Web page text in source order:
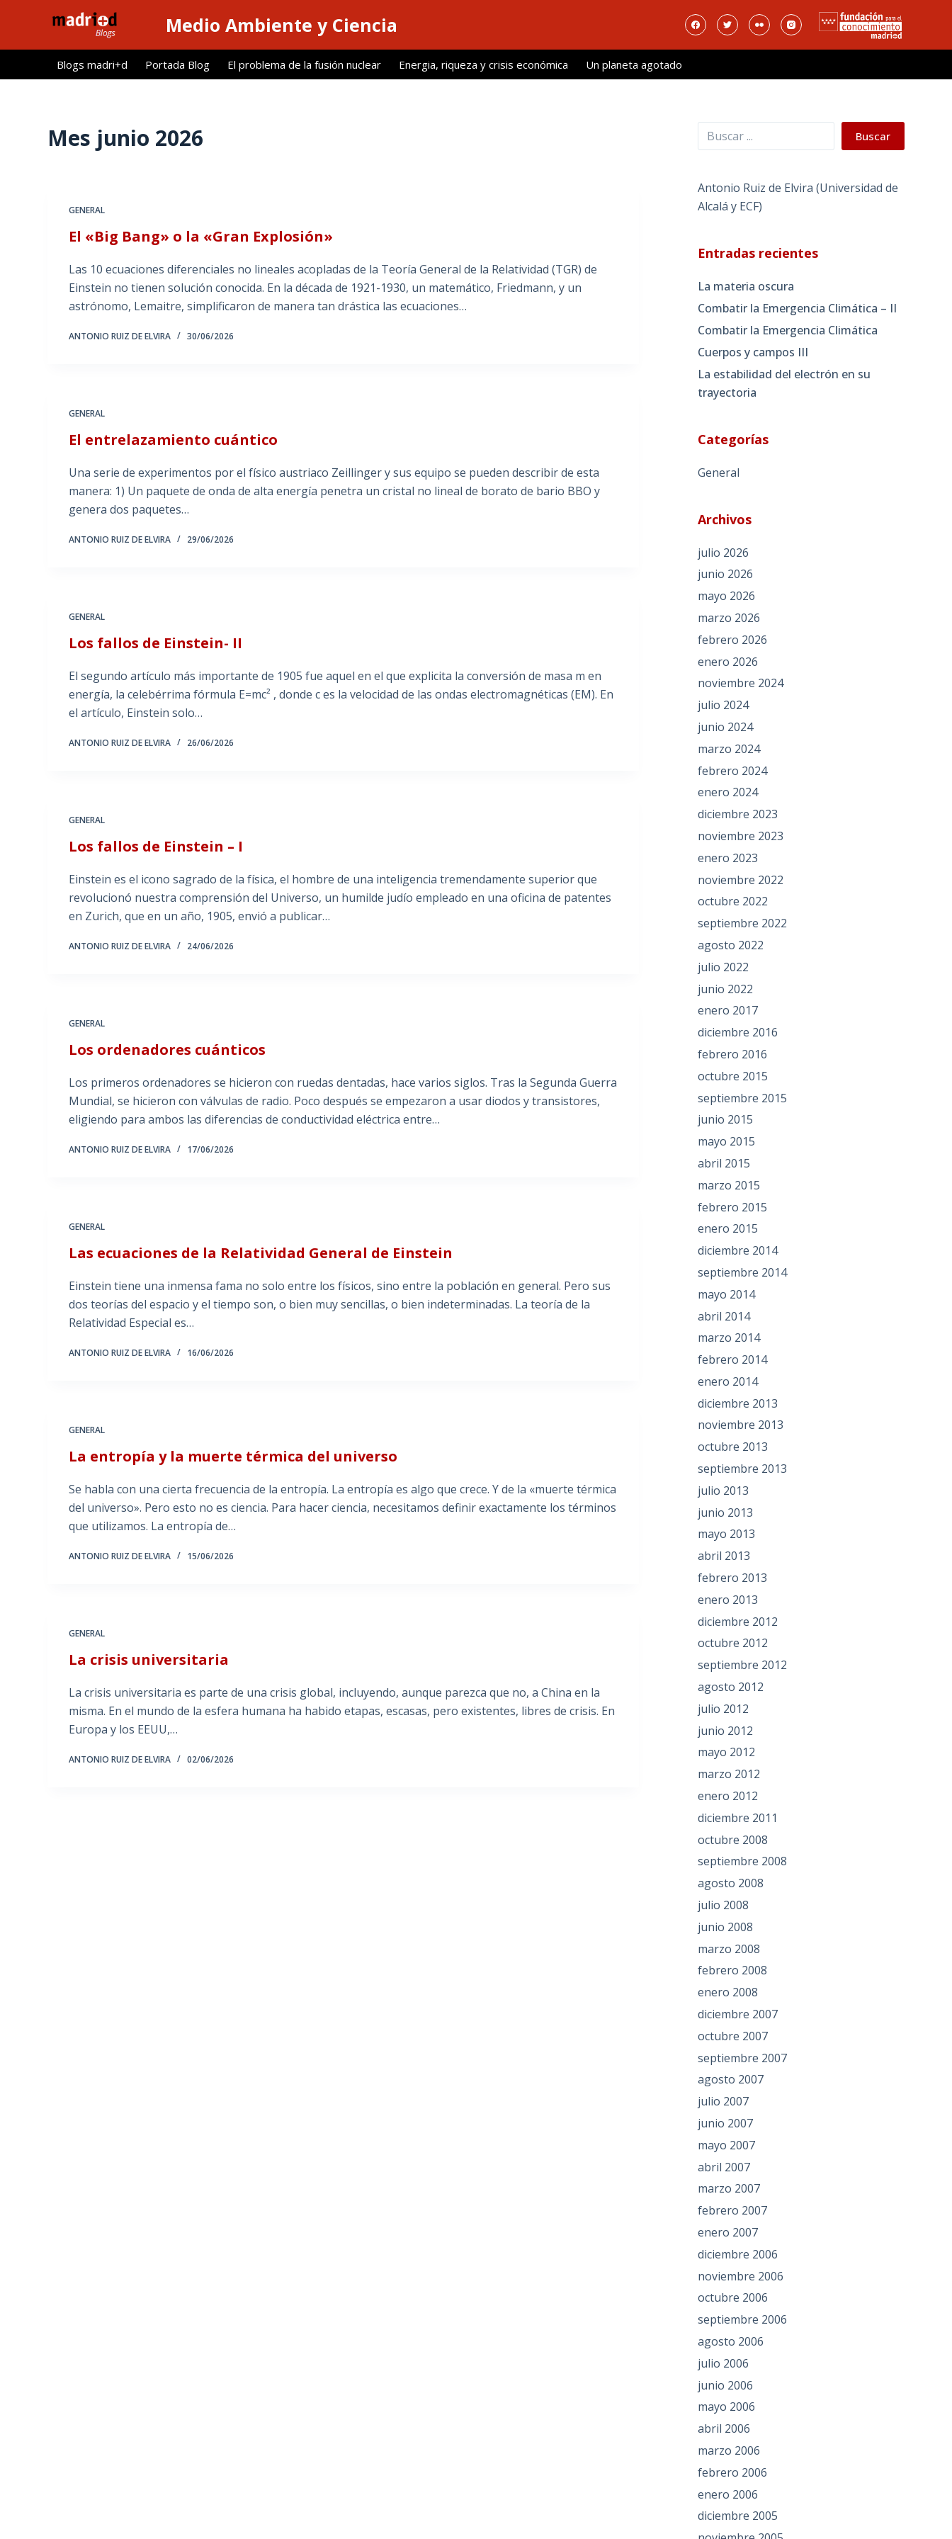
l
Medio Ambiente y Ciencia
Blogs madri+d Portada Blog El problema de la fusión nuclear Energia, riqueza y crisis económica Un planeta agotado
Mes junio 2026
GENERAL
El «Big Bang» o la «Gran Explosión»
Las 10 ecuaciones diferenciales no lineales acopladas de la Teoría General de la Relatividad (TGR) de
Einstein no tienen solución conocida. En la década de 1921-1930, un matemático, Friedmann, y un
astrónomo, Lemaitre, simplificaron de manera tan drástica las ecuaciones…
ANTONIO RUIZ DE ELVIRA 30/06/2026
GENERAL
El entrelazamiento cuántico
Una serie de experimentos por el físico austriaco Zeillinger y sus equipo se pueden describir de esta
manera: 1) Un paquete de onda de alta energía penetra un cristal no lineal de borato de bario BBO y
genera dos paquetes…
ANTONIO RUIZ DE ELVIRA 29/06/2026
GENERAL
Los fallos de Einstein- II
El segundo artículo más importante de 1905 fue aquel en el que explicita la conversión de masa m en
energía, la celebérrima fórmula E=mc² , donde c es la velocidad de las ondas electromagnéticas (EM). En
el artículo, Einstein solo…
ANTONIO RUIZ DE ELVIRA 26/06/2026
GENERAL
Los fallos de Einstein – I
Einstein es el icono sagrado de la física, el hombre de una inteligencia tremendamente superior que
revolucionó nuestra comprensión del Universo, un humilde judío empleado en una oficina de patentes
en Zurich, que en un año, 1905, envió a publicar…
ANTONIO RUIZ DE ELVIRA 24/06/2026
GENERAL
Los ordenadores cuánticos
Los primeros ordenadores se hicieron con ruedas dentadas, hace varios siglos. Tras la Segunda Guerra
Mundial, se hicieron con válvulas de radio. Poco después se empezaron a usar diodos y transistores,
eligiendo para ambos las diferencias de conductividad eléctrica entre…
ANTONIO RUIZ DE ELVIRA 17/06/2026
GENERAL
Las ecuaciones de la Relatividad General de Einstein
Einstein tiene una inmensa fama no solo entre los físicos, sino entre la población en general. Pero sus
dos teorías del espacio y el tiempo son, o bien muy sencillas, o bien indeterminadas. La teoría de la
Relatividad Especial es…
ANTONIO RUIZ DE ELVIRA 16/06/2026
GENERAL
La entropía y la muerte térmica del universo
Se habla con una cierta frecuencia de la entropía. La entropía es algo que crece. Y de la «muerte térmica
del universo». Pero esto no es ciencia. Para hacer ciencia, necesitamos definir exactamente los términos
que utilizamos. La entropía de…
ANTONIO RUIZ DE ELVIRA 15/06/2026
GENERAL
La crisis universitaria
La crisis universitaria es parte de una crisis global, incluyendo, aunque parezca que no, a China en la
misma. En el mundo de la esfera humana ha habido etapas, escasas, pero existentes, libres de crisis. En
Europa y los EEUU,…
ANTONIO RUIZ DE ELVIRA 02/06/2026
Buscar Buscar
Antonio Ruiz de Elvira (Universidad de
Alcalá y ECF)
Entradas recientes
La materia oscura
Combatir la Emergencia Climática – II
Combatir la Emergencia Climática
Cuerpos y campos III
La estabilidad del electrón en su
trayectoria
Categorías
General
Archivos
julio 2026
junio 2026
mayo 2026
marzo 2026
febrero 2026
enero 2026
noviembre 2024
julio 2024
junio 2024
marzo 2024
febrero 2024
enero 2024
diciembre 2023
noviembre 2023
enero 2023
noviembre 2022
octubre 2022
septiembre 2022
agosto 2022
julio 2022
junio 2022
enero 2017
diciembre 2016
febrero 2016
octubre 2015
septiembre 2015
junio 2015
mayo 2015
abril 2015
marzo 2015
febrero 2015
enero 2015
diciembre 2014
septiembre 2014
mayo 2014
abril 2014
marzo 2014
febrero 2014
enero 2014
diciembre 2013
noviembre 2013
octubre 2013
septiembre 2013
julio 2013
junio 2013
mayo 2013
abril 2013
febrero 2013
enero 2013
diciembre 2012
octubre 2012
septiembre 2012
agosto 2012
julio 2012
junio 2012
mayo 2012
marzo 2012
enero 2012
diciembre 2011
octubre 2008
septiembre 2008
agosto 2008
julio 2008
junio 2008
marzo 2008
febrero 2008
enero 2008
diciembre 2007
octubre 2007
septiembre 2007
agosto 2007
julio 2007
junio 2007
mayo 2007
abril 2007
marzo 2007
febrero 2007
enero 2007
diciembre 2006
noviembre 2006
octubre 2006
septiembre 2006
agosto 2006
julio 2006
junio 2006
mayo 2006
abril 2006
marzo 2006
febrero 2006
enero 2006
diciembre 2005